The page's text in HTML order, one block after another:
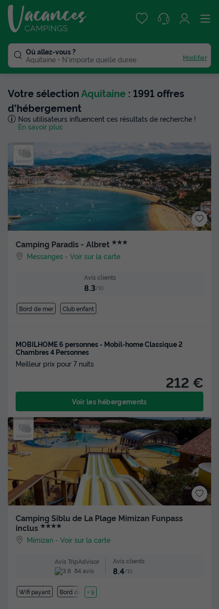
Où allez-vous ?
Aquitaine
N'importe quelle duree Modifier
Votre sélectionAquitaine : 1991 offres
d'hébergement
Nos utilisateurs influencent ces résultats de recherche !
En savoir plus
Camping Paradis - Albret ★★★
Messanges -Voir sur la carte
Avis clients
8.3/10
Bord de mer Club enfant
MOBILHOME 6 personnes - Mobil-home Classique 2
Chambres 4 Personnes
Meilleur prix pour 7 nuits
212 €
Voir les hébergements
Camping Siblu de La Plage Mimizan Funpass
inclus ★★★★
Mimizan -Voir sur la carte
Avis TripAdvisor
84 avis
Avis clients
8.4/10
Wifi payant Bord de mer
+ 9